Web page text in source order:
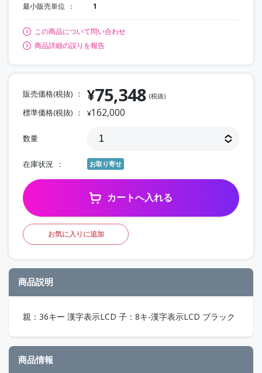
最小販売単位 1
この商品について問い合わせ
商品詳細の誤りを報告
販売価格(税抜) ¥75,348 (税抜)
標準価格(税抜) ¥162,000
数量
在庫状況 お取り寄せ
カートへ入れる
お気に入りに追加
商品説明
親：36キー 漢字表示LCD 子：8キ-漢字表示LCD ブラック
商品情報